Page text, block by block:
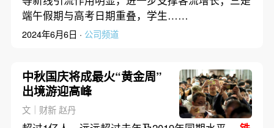
端午假期与高考日期重叠，学生……
2024年6月6日 · 公司频道
中秋国庆将成最火“黄金周”
出境游迎高峰
文｜财新 赵丹